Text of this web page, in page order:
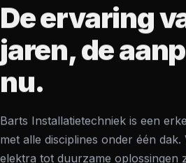
De ervaring
jaren, de
nu.
Barts Installatietechniek is een
met alle disciplines onder één